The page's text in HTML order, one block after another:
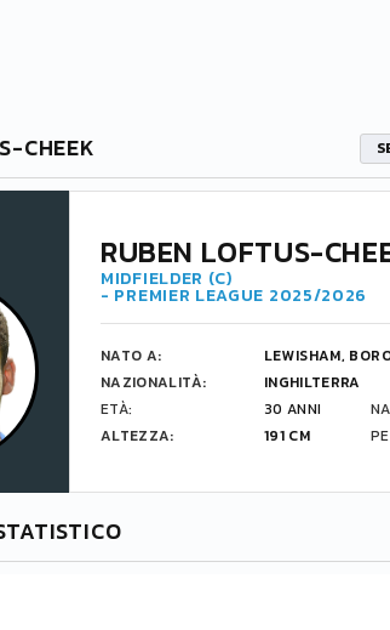
CHEEK
RUBEN LOFTUS-
MIDFIELDER (C)
- PREMIER LEAGUE 2025/2026
NATO A:
LEWISHAM,
NAZIONALITÀ:
INGHILTERRA
ETÀ:
30 ANNI
ALTEZZA:
191 CM